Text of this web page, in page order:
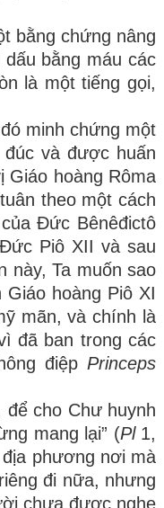
bằng chứng nâng
bằng máu các
là một tiếng gọi,
minh chứng một
và được huấn
Giáo hoàng Rôma
theo một cách
của Đức Bênêđictô
Piô XII và sau
này, Ta muốn sao
hoàng Piô XI
mãn, và chính là
đã ban trong các
điệp Princeps
cho Chư huynh
mang lại” (Pl 1,
địa phương nơi mà
đi nữa, nhưng
chưa được nghe